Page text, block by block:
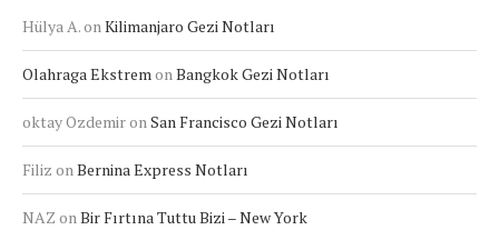
Hülya A.onKilimanjaro Gezi Notları
Olahraga EkstremonBangkok Gezi Notları
oktay OzdemironSan Francisco Gezi Notları
Filiz onBernina Express Notları
NAZ onBir Fırtına Tuttu Bizi – New York